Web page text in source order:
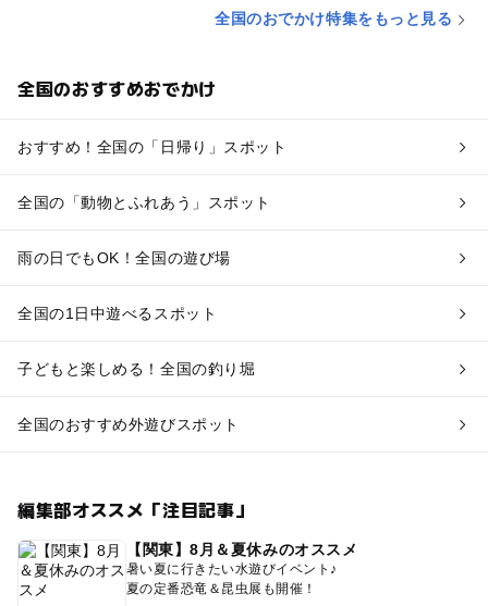
全国のおでかけ特集をもっと見る
全国のおすすめおでかけ
おすすめ！全国の「日帰り」スポット
全国の「動物とふれあう」スポット
雨の日でもOK！全国の遊び場
全国の1日中遊べるスポット
子どもと楽しめる！全国の釣り堀
全国のおすすめ外遊びスポット
編集部オススメ「注目記事」
【関東】8月＆夏休みのオススメ
暑い夏に行きたい水遊びイベント♪
夏の定番恐竜＆昆虫展も開催！